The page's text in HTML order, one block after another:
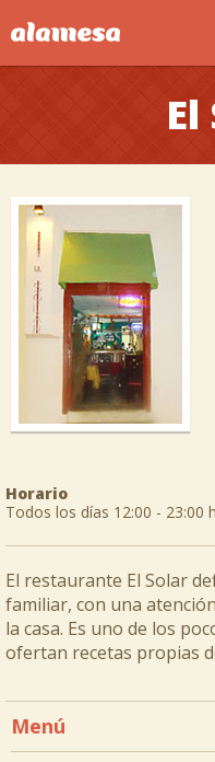
Horario
Todos los días 12:00 - 23:00
El restaurante El Solar
familiar, con una
la casa. Es uno de los
ofertan recetas propias
Menú